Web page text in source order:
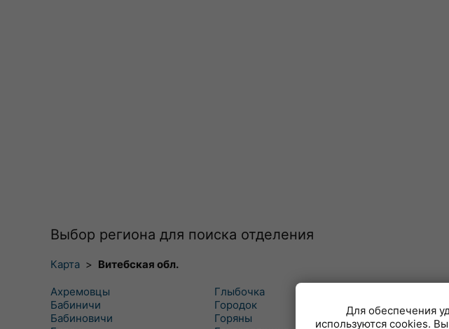
Выбор региона для поиска отделения
Карта > Витебская обл.
Ахремовцы
Бабиничи
Бабиновичи
Глыбочка
Городок
Горяны
Ляды
Межа
Для обеспечения
используются cookies.